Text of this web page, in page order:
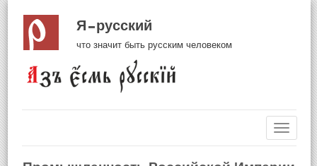
Я русский
что значит быть русским человеком